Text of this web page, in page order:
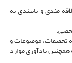
مندی و پایبندی به
تحقیقات، موضوعات و
یادآوری موارد